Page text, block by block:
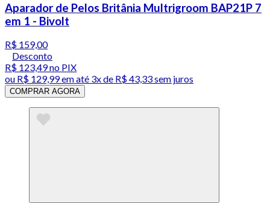
Aparador de Pelos Britânia Multrigroom BAP21P 7
em 1 - Bivolt
R$ 159,00
Desconto
R$ 123,49no PIX
ou R$ 129,99em até 3x de R$ 43,33 sem juros
COMPRAR AGORA